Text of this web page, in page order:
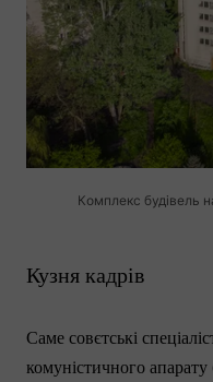
Комплекс будівель
Кузня кадрів
Саме совєтські
комуністичного